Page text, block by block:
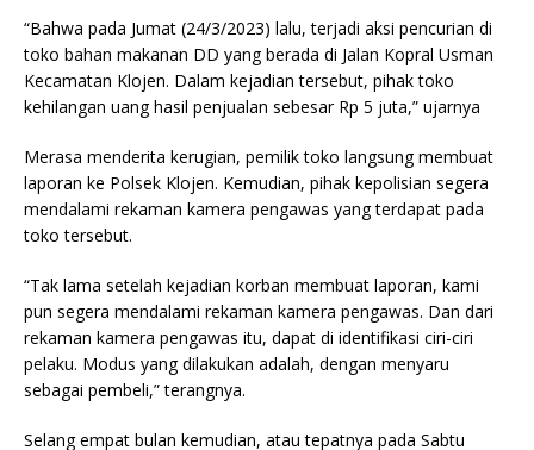
“Bahwa pada Jumat (24/3/2023) lalu, terjadi aksi pencurian di
toko bahan makanan DD yang berada di Jalan Kopral Usman
Kecamatan Klojen. Dalam kejadian tersebut, pihak toko
kehilangan uang hasil penjualan sebesar Rp 5 juta,” ujarnya
Merasa menderita kerugian, pemilik toko langsung membuat
laporan ke Polsek Klojen. Kemudian, pihak kepolisian segera
mendalami rekaman kamera pengawas yang terdapat pada
toko tersebut.
“Tak lama setelah kejadian korban membuat laporan, kami
pun segera mendalami rekaman kamera pengawas. Dan dari
rekaman kamera pengawas itu, dapat di identifikasi ciri-ciri
pelaku. Modus yang dilakukan adalah, dengan menyaru
sebagai pembeli,” terangnya.
Selang empat bulan kemudian, atau tepatnya pada Sabtu